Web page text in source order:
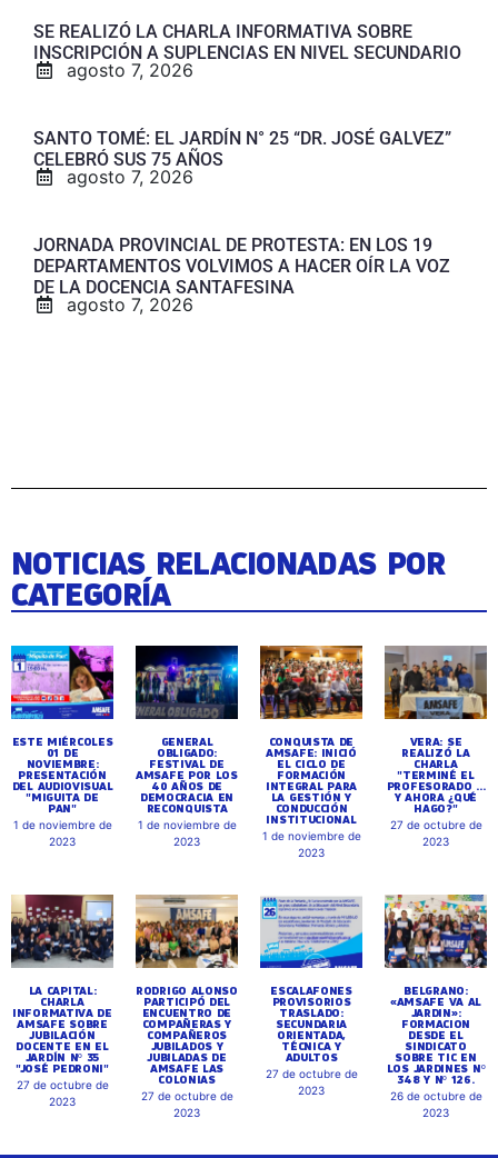
SE REALIZÓ LA CHARLA INFORMATIVA SOBRE
INSCRIPCIÓN A SUPLENCIAS EN NIVEL SECUNDARIO
agosto 7, 2026
SANTO TOMÉ: EL JARDÍN N° 25 “DR. JOSÉ GALVEZ”
CELEBRÓ SUS 75 AÑOS
agosto 7, 2026
JORNADA PROVINCIAL DE PROTESTA: EN LOS 19
DEPARTAMENTOS VOLVIMOS A HACER OÍR LA VOZ
DE LA DOCENCIA SANTAFESINA
agosto 7, 2026
NOTICIAS RELACIONADAS POR
CATEGORÍA
ESTE MIÉRCOLES
01 DE
NOVIEMBRE:
PRESENTACIÓN
DEL AUDIOVISUAL
"MIGUITA DE
PAN"
1 de noviembre de
2023
GENERAL
OBLIGADO:
FESTIVAL DE
AMSAFE POR LOS
40 AÑOS DE
DEMOCRACIA EN
RECONQUISTA
1 de noviembre de
2023
CONQUISTA DE
AMSAFE: INICIÓ
EL CICLO DE
FORMACIÓN
INTEGRAL PARA
LA GESTIÓN Y
CONDUCCIÓN
INSTITUCIONAL
1 de noviembre de
2023
VERA: SE
REALIZÓ LA
CHARLA
"TERMINÉ EL
PROFESORADO ...
Y AHORA ¿QUÉ
HAGO?"
27 de octubre de
2023
LA CAPITAL:
CHARLA
INFORMATIVA DE
AMSAFE SOBRE
JUBILACIÓN
DOCENTE EN EL
JARDÍN Nº 35
"JOSÉ PEDRONI"
27 de octubre de
2023
RODRIGO ALONSO
PARTICIPÓ DEL
ENCUENTRO DE
COMPAÑERAS Y
COMPAÑEROS
JUBILADOS Y
JUBILADAS DE
AMSAFE LAS
COLONIAS
27 de octubre de
2023
ESCALAFONES
PROVISORIOS
TRASLADO:
SECUNDARIA
ORIENTADA,
TÉCNICA Y
ADULTOS
27 de octubre de
2023
BELGRANO:
«AMSAFE VA AL
JARDIN»:
FORMACION
DESDE EL
SINDICATO
SOBRE TIC EN
LOS JARDINES Nº
348 Y Nº 126.
26 de octubre de
2023